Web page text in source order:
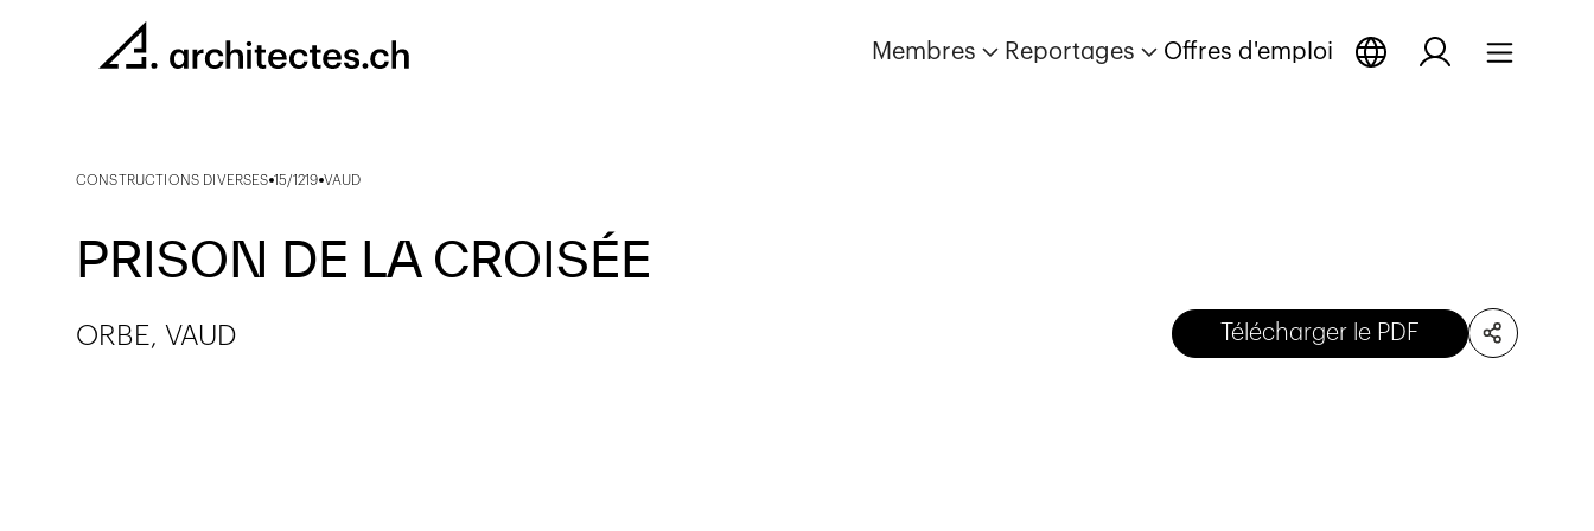
Membres Reportages Offres d'emploi
CONSTRUCTIONS DIVERSES 15/1219 VAUD
PRISON DE LA CROISÉE
ORBE, VAUD Télécharger le PDF